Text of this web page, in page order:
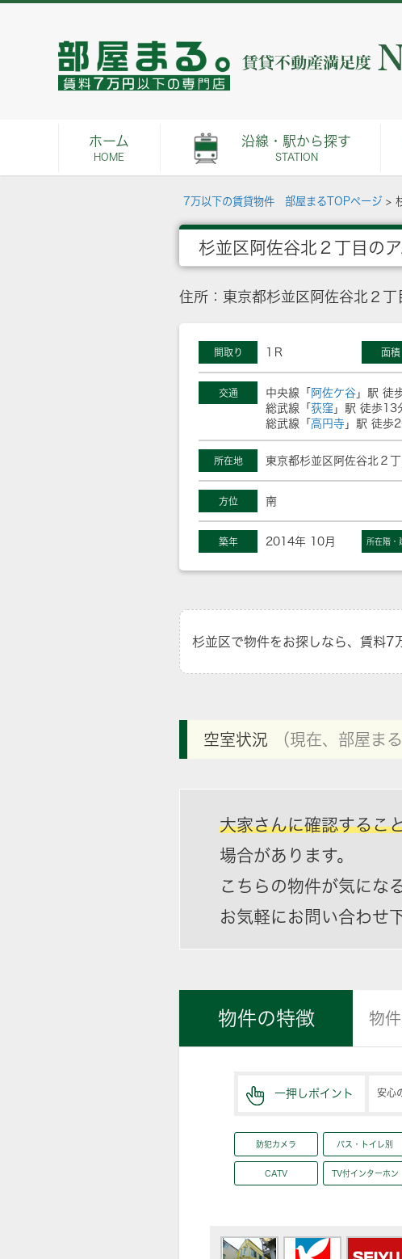
ホーム
HOME
沿線・駅から探す
STATION
7万以下の賃貸物件 部屋まるTOPページ >
杉並区阿佐谷北２丁目のア
住所：東京都杉並区阿佐谷北２丁
間取り 1Ｒ 面積
交通 中央線「 阿佐ケ谷 」駅 徒
総武線「 荻窪 」駅 徒歩13
総武線「 高円寺 」駅 徒歩
所在地 東京都杉並区阿佐谷北２
方位 南
築年 2014年 10月 所在階・
杉並区で物件をお探しなら、賃料7
空室状況 （現在、部屋ま
大家さんに確認するこ
場合があります。
こちらの物件が気にな
お気軽にお問い合わせ
物件の特徴 物
一押しポイント 安心
防犯カメラ バス・トイレ別
CATV TV付インターホン